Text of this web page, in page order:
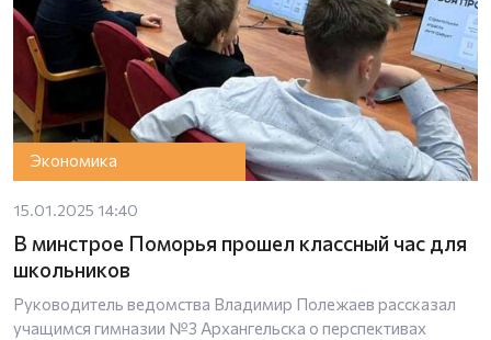
Экономика
15.01.2025 14:40
В минстрое Поморья прошел классный час для
школьников
Руководитель ведомства Владимир Полежаев рассказал
учащимся гимназии №3 Архангельска о перспективах